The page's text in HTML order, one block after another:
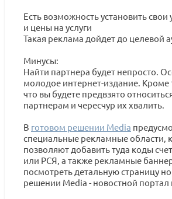
Есть возможность установить
и цены на услуги
Такая реклама дойдет до целевой
Минусы:
Найти партнера будет непросто.
молодое интернет-издание. Кроме
что вы будете предвзято
партнерам и чересчур их хвалить.
В готовом решении Media
специальные рекламные области,
позволяют добавить туда коды
или РСЯ, а также рекламные
посмотреть детальную страницу
решении Media - новостной портал